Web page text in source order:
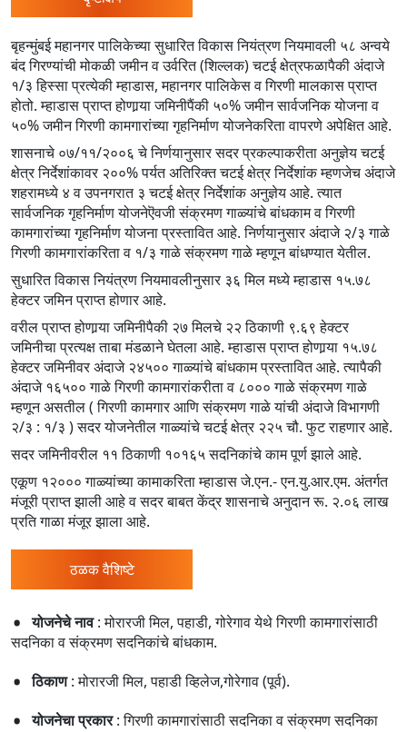
दाबा
शॉर्टकट
तुम्हाला
सामग्री
नेव्हिगेट
करण्यात
आणि
संवाद
साधण्यात
मदत
करण्यासाठी
स्क्रीन
रीडर
सक्रिय
करतो.
बृहन्मुंबई महानगर पालिकेच्या सुधारित विकास नियंत्रण नियमावली ५८ अन्वये
बंद गिरण्यांची मोकळी जमीन व उर्वरित (शिल्लक) चटई क्षेत्रफळापैकी अंदाजे
१/३ हिस्सा प्रत्येकी म्हाडास, महानगर पालिकेस व गिरणी मालकास प्राप्त
होतो. म्हाडास प्राप्त होणार्‍या जमिनीपैंकी ५०% जमीन सार्वजनिक योजना व
५०% जमीन गिरणी कामगारांच्या गृहनिर्माण योजनेकरिता वापरणे अपेक्षित आहे.
शासनाचे ०७/११/२००६ चे निर्णयानुसार सदर प्रकल्पाकरीता अनुज्ञेय चटई
क्षेत्र निर्देशांकावर २००% पर्यत अतिरिक्त चटई क्षेत्र निर्देशांक म्हणजेच अंदाजे
शहरामध्ये ४ व उपनगरात ३ चटई क्षेत्र निर्देशांक अनुज्ञेय आहे. त्यात
सार्वजनिक गृहनिर्माण योजनेऎवजी संक्रमण गाळ्यांचे बांधकाम व गिरणी
कामगारांच्या गृहनिर्माण योजना प्रस्तावित आहे. निर्णयानुसार अंदाजे २/३ गाळे
गिरणी कामगारांकरिता व १/३ गाळे संक्रमण गाळे म्हणून बांधण्यात येतील.
सुधारित विकास नियंत्रण नियमावलीनुसार ३६ मिल मध्ये म्हाडास १५.७८
हेक्टर जमिन प्राप्त होणार आहे.
वरील प्राप्त होणार्‍या जमिनीपैकी २७ मिलचे २२ ठिकाणी ९.६९ हेक्टर
जमिनीचा प्रत्यक्ष ताबा मंडळाने घेतला आहे. म्हाडास प्राप्त होणार्‍या १५.७८
हेक्टर जमिनीवर अंदाजे २४५०० गाळ्यांचे बांधकाम प्रस्तावित आहे. त्यापैकी
अंदाजे १६५०० गाळे गिरणी कामगारांकरीता व ८००० गाळे संक्रमण गाळे
म्हणून असतील ( गिरणी कामगार आणि संक्रमण गाळे यांची अंदाजे विभागणी
२/३ : १/३ ) सदर योजनेतील गाळ्यांचे चटई क्षेत्र २२५ चौ. फुट राहणार आहे.
सदर जमिनीवरील ११ ठिकाणी १०१६५ सदनिकांचे काम पूर्ण झाले आहे.
एकूण १२००० गाळ्यांच्या कामाकरिता म्हाडास जे.एन.- एन.यु.आर.एम. अंतर्गत
मंजूरी प्राप्त झाली आहे व सदर बाबत केंद्र शासनाचे अनुदान रू. २.०६ लाख
प्रति गाळा मंजूर झाला आहे.
ठळक वैशिष्टे
योजनेचे नाव: मोरारजी मिल, पहाडी, गोरेगाव येथे गिरणी कामगारांसाठी
सदनिका व संक्रमण सदनिकांचे बांधकाम.
ठिकाण: मोरारजी मिल, पहाडी व्हिलेज,गोरेगाव (पूर्व).
योजनेचा प्रकार: गिरणी कामगारांसाठी सदनिका व संक्रमण सदनिका